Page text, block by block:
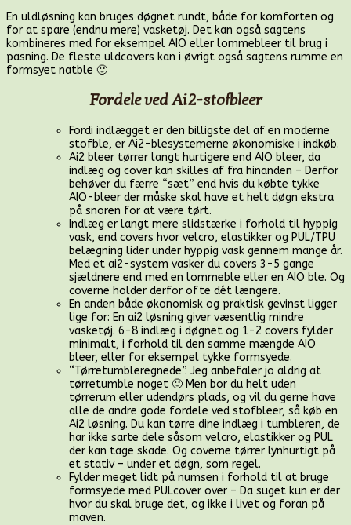
En uldløsning kan bruges døgnet rundt, både for komforten og
for at spare (endnu mere) vasketøj. Det kan også sagtens
kombineres med for eksempel AIO eller lommebleer til brug i
pasning. De fleste uldcovers kan i øvrigt også sagtens rumme en
formsyet natble 🙂
Fordele ved Ai2-stofbleer
Fordi indlægget er den billigste del af en moderne
stofble, er Ai2-blesystemerne økonomiske i indkøb.
Ai2 bleer tørrer langt hurtigere end AIO bleer, da
indlæg og cover kan skilles af fra hinanden – Derfor
behøver du færre “sæt” end hvis du købte tykke
AIO-bleer der måske skal have et helt døgn ekstra
på snoren for at være tørt.
Indlæg er langt mere slidstærke i forhold til hyppig
vask, end covers hvor velcro, elastikker og PUL/TPU
belægning lider under hyppig vask gennem mange år.
Med et ai2-system vasker du covers 3-5 gange
sjældnere end med en lommeble eller en AIO ble. Og
coverne holder derfor ofte dét længere.
En anden både økonomisk og praktisk gevinst ligger
lige for: En ai2 løsning giver væsentlig mindre
vasketøj. 6-8 indlæg i døgnet og 1-2 covers fylder
minimalt, i forhold til den samme mængde AIO
bleer, eller for eksempel tykke formsyede.
“Tørretumbleregnede”. Jeg anbefaler jo aldrig at
tørretumble noget 🙂 Men bor du helt uden
tørrerum eller udendørs plads, og vil du gerne have
alle de andre gode fordele ved stofbleer, så køb en
Ai2 løsning. Du kan tørre dine indlæg i tumbleren, de
har ikke sarte dele såsom velcro, elastikker og PUL
der kan tage skade. Og coverne tørrer lynhurtigt på
et stativ – under et døgn, som regel.
Fylder meget lidt på numsen i forhold til at bruge
formsyede med PULcover over – Da suget kun er der
hvor du skal bruge det, og ikke i livet og foran på
maven.